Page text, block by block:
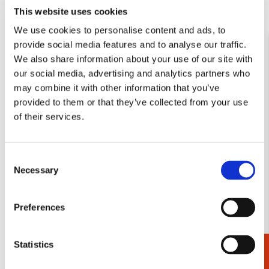
This website uses cookies
We use cookies to personalise content and ads, to
provide social media features and to analyse our traffic.
We also share information about your use of our site with
our social media, advertising and analytics partners who
may combine it with other information that you’ve
provided to them or that they’ve collected from your use
of their services.
Selection
Necessary
Preferences
Statistics
Memo blocnote:
Compositie met groot rood
vlak, Piet Mondriaan,
Kunstmuseum Den Haag
€ 6,99
Koelkastmagneet: Victory
Boogie Woogie, Piet
Mondriaan,
Kunstmuseum Den Haag
€ 3,50